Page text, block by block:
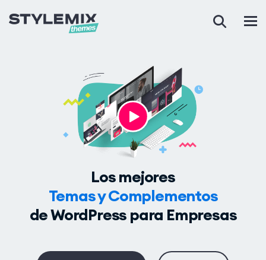
Los mejores
Temas y Complementos
de WordPress para Empresas